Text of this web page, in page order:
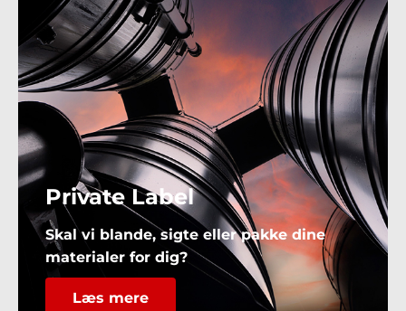
Private Label
Skal vi blande, sigte eller pakke dine
materialer for dig?
Læs mere